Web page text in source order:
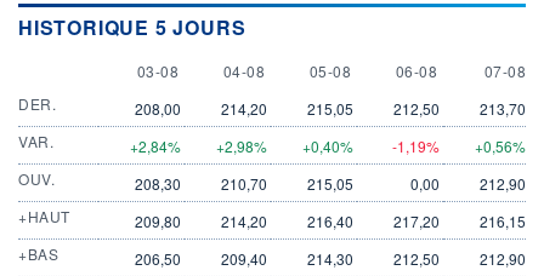
HISTORIQUE 5 JOURS
3 AUGUST
03-08 4 AUGUST
04-08 5 AUGUST
05-08 6 AUGUST
06-08 7
07-08
DER.
208,00 214,20 215,05 212,50
213,70
VAR.
+2,84% +2,98% +0,40% -1,19%
+0,56%
OUV.
208,30 210,70 215,05 0,00
212,90
+HAUT
209,80 214,20 216,40 217,20
216,15
+BAS
206,50 209,40 214,30 212,50
212,90